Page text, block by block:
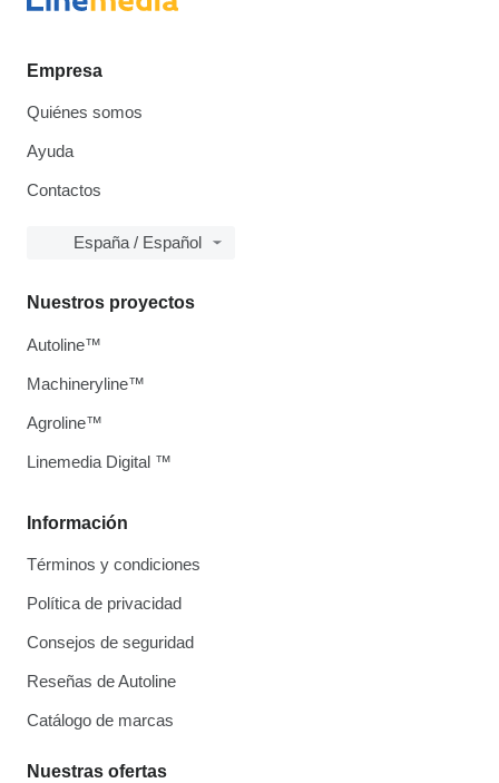
Empresa
Quiénes somos
Ayuda
Contactos
España / Español
Información
Términos y condiciones
Política de privacidad
Consejos de seguridad
Reseñas de Autoline
Catálogo de marcas
Nuestras ofertas
Nuestros proyectos
Autoline™
Machineryline™
Agroline™
Linemedia Digital ™